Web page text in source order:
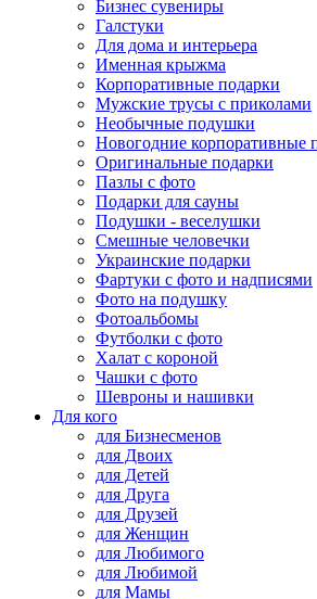
Бизнес сувениры
Галстуки
Для дома и интерьера
Именная крыжма
Корпоративные подарки
Мужские трусы с приколами
Необычные подушки
Новогодние корпоративные
Оригинальные подарки
Пазлы с фото
Подарки для сауны
Подушки - веселушки
Смешные человечки
Украинские подарки
Фартуки с фото и надписями
Фото на подушку
Фотоальбомы
Футболки с фото
Халат с короной
Чашки с фото
Шевроны и нашивки
Для кого
для Бизнесменов
для Двоих
для Детей
для Друга
для Друзей
для Женщин
для Любимого
для Любимой
для Мамы